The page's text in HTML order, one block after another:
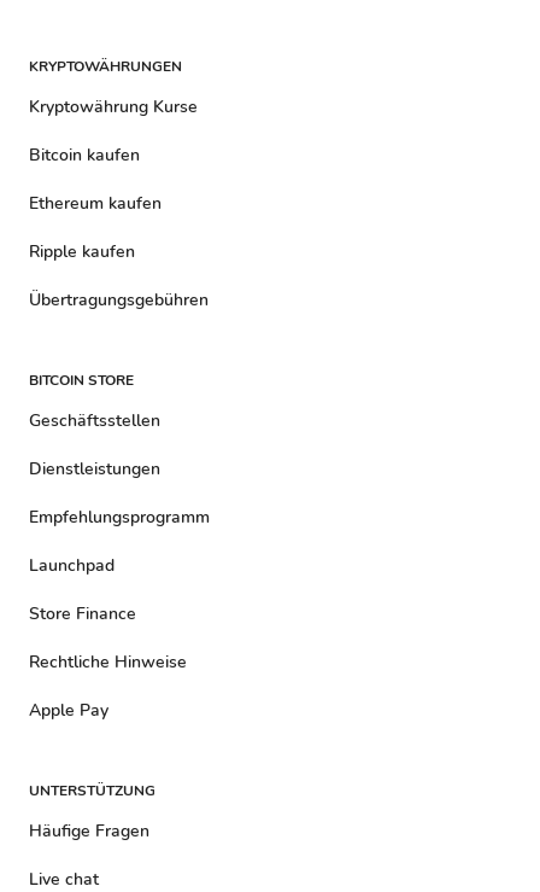
KRYPTOWÄHRUNGEN
Kryptowährung Kurse
Bitcoin kaufen
Ethereum kaufen
Ripple kaufen
Übertragungsgebühren
BITCOIN STORE
Geschäftsstellen
Dienstleistungen
Empfehlungsprogramm
Launchpad
Store Finance
Rechtliche Hinweise
Apple Pay
UNTERSTÜTZUNG
Häufige Fragen
Live chat